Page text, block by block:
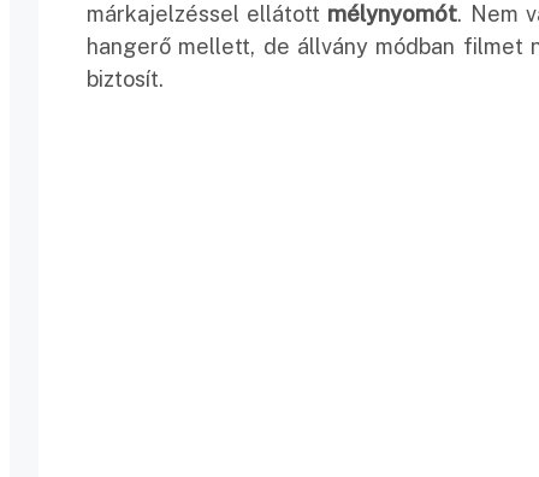
márkajelzéssel ellátott mélynyomót. Nem
hangerő mellett, de állvány módban filmet
biztosít.